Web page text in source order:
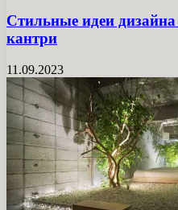
Стильные идеи
кантри
11.09.2023